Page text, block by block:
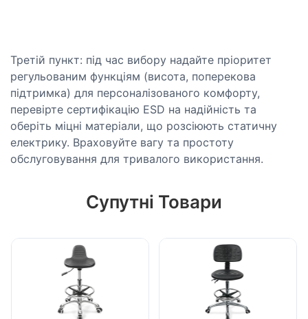
Третій пункт: під час вибору надайте пріоритет
регульованим функціям (висота, поперекова
підтримка) для персоналізованого комфорту,
перевірте сертифікацію ESD на надійність та
оберіть міцні матеріали, що розсіюють статичну
електрику. Враховуйте вагу та простоту
обслуговування для тривалого використання.
Супутні Товари